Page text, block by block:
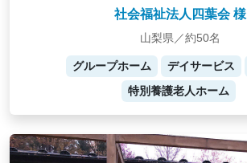
社会福祉法人四葉会 様
山梨県／約50名
グループホーム デイサービス
特別養護老人ホーム